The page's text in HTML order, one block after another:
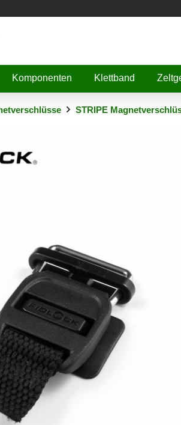
Komponenten Klettband
STRIPE